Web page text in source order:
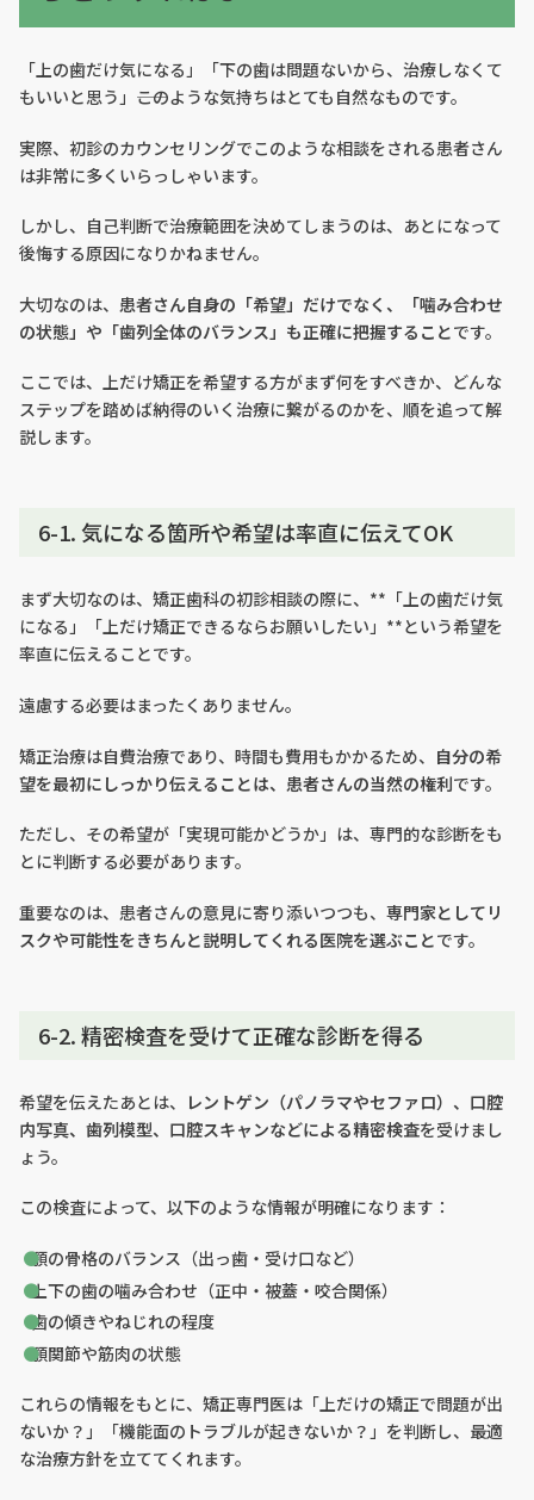
「上の歯だけ気になる」「下の歯は問題ないから、治療しなくて
もいいと思う」――このような気持ちはとても自然なものです。
実際、初診のカウンセリングでこのような相談をされる患者さん
は非常に多くいらっしゃいます。
しかし、自己判断で治療範囲を決めてしまうのは、あとになって
後悔する原因になりかねません。
大切なのは、 患者さん自身の「希望」だけでなく、「噛み合わせ
の状態」や「歯列全体のバランス」も正確に把握することです。
ここでは、上だけ矯正を希望する方がまず何をすべきか、どんな
ステップを踏めば納得のいく治療に繋がるのかを、順を追って解
説します。
6-1. 気になる箇所や希望は率直に伝えてOK
まず大切なのは、矯正歯科の初診相談の際に、**「上の歯だけ気
になる」「上だけ矯正できるならお願いしたい」**という希望を
率直に伝えることです。
遠慮する必要はまったくありません。
矯正治療は自費治療であり、時間も費用もかかるため、 自分の希
望を最初にしっかり伝えることは、患者さんの当然の権利です。
ただし、その希望が「実現可能かどうか」は、専門的な診断をも
とに判断する必要があります。
重要なのは、患者さんの意見に寄り添いつつも、 専門家としてリ
スクや可能性をきちんと説明してくれる医院を選ぶことです。
6-2. 精密検査を受けて正確な診断を得る
希望を伝えたあとは、
レントゲン（パノラマやセファロ）、口腔
内写真、歯列模型、口腔スキャンなどによる精密検査を受けまし
ょう。
この検査によって、以下のような情報が明確になります：
顎の骨格のバランス（出っ歯・受け口など）
上下の歯の噛み合わせ（正中・被蓋・咬合関係）
歯の傾きやねじれの程度
顎関節や筋肉の状態
これらの情報をもとに、矯正専門医は「上だけの矯正で問題が出
ないか？」「機能面のトラブルが起きないか？」を判断し、最適
な治療方針を立ててくれます。